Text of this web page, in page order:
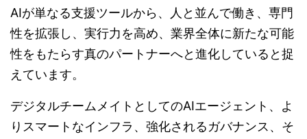
AIが単なる支援ツールから、人と並んで働き、専門
性を拡張し、実行力を高め、業界全体に新たな可能
性をもたらす真のパートナーへと進化していると捉
えています。
デジタルチームメイトとしてのAIエージェント、よ
りスマートなインフラ、強化されるガバナンス、そ